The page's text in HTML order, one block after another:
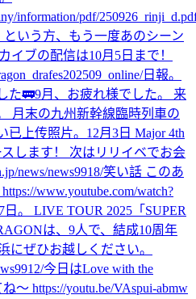
information/pdf/
という方、もう一度あのシーン
イブの配信は10月5日まで！
日報。
た🚃9月、お疲れ様でした。 来
月末の九州新幹線臨時列車の
已上传照片。 12月3日 Major 4th
スします！ 次はリリイベでお会
news/news9918/笑い話 このあ
www.youtube.com/watch?
日。 LIVE TOUR 2025「SUPER
は、9人で、結成10周年
にぜひお越しください。
今日はLove with the
ね〜 https://youtu.be/VAspui-abmw